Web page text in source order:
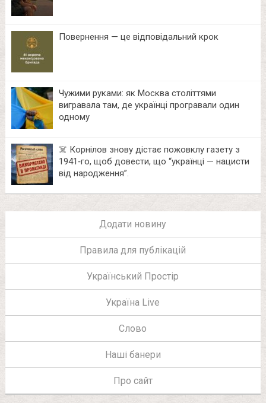
Повернення — це відповідальний крок
Чужими руками: як Москва століттями
вигравала там, де українці програвали один
одному
☠️ Корнілов знову дістає пожовклу газету з
1941‑го, щоб довести, що “українці — нацисти
від народження”.
Додати новину
Правила для публікацій
Український Простір
Україна Live
Слово
Наші банери
Про сайт